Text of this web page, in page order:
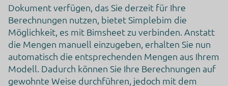
Dokument verfügen, das Sie derzeit für Ihre
Berechnungen nutzen, bietet Simplebim die
Möglichkeit, es mit Bimsheet zu verbinden. Anstatt
die Mengen manuell einzugeben, erhalten Sie nun
automatisch die entsprechenden Mengen aus Ihrem
Modell. Dadurch können Sie Ihre Berechnungen auf
gewohnte Weise durchführen, jedoch mit dem
Überwachungszwecken verarbeitet werden können, ohne
dass Ihnen möglicherweise Rechtsbehelfsmöglichkeiten
zustehen. Nachfolgend finden Sie eine Liste der Länder, in
die die Daten übertragen werden. Dies kann für
verschiedene Zwecke der Fall sein, z. B. zum Speichern oder
Verarbeiten.
Weltweit
Klicken Sie hier, um die Datenschutzbestimmungen des